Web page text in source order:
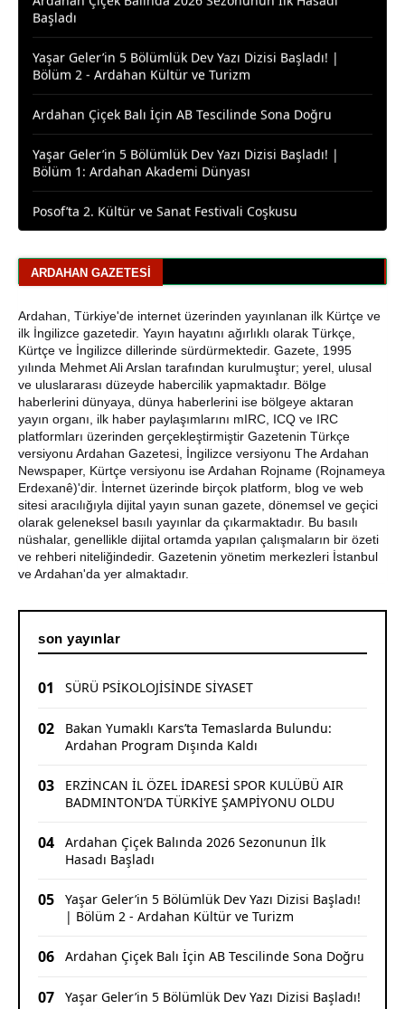
Yaşar Geler’in 5 Bölümlük Dev Yazı Dizisi Başladı! |
Bölüm 2 - Ardahan Kültür ve Turizm
Ardahan Çiçek Balı İçin AB Tescilinde Sona Doğru
Yaşar Geler’in 5 Bölümlük Dev Yazı Dizisi Başladı! |
Bölüm 1: Ardahan Akademi Dünyası
Posof’ta 2. Kültür ve Sanat Festivali Coşkusu
Ardahanlı Yazarımız Fakir Yılmaz'ın Ağustos 2026
Yazıları
Araştırmacı Yazar, Bora İzkübarlas İnsana dair Yazısı
Bisikletçiler Gitti, Kayakçılar Geldi: Ardahan’da Spor
Rüzgârı Esiyor
Ardahan Emniyet Müdürlüğü’nden Yeni Harf Grubu
Plaka Duyurusu
Ardahan Belediye Başkanı Faruk Demir ve Meclis
Üyeleri CHP’den İstifa Etti
Yaşar Geler'den Bölge Analizi: Ardahan ve Kars'ta Son
Durum
Bir Parti İşte Böyle Bitirilir
ARDAHAN GAZETESI
Ardahan, Türkiye'de internet üzerinden yayınlanan ilk Kürtçe ve
ilk İngilizce gazetedir. Yayın hayatını ağırlıklı olarak Türkçe,
Kürtçe ve İngilizce dillerinde sürdürmektedir. Gazete, 1995
yılında Mehmet Ali Arslan tarafından kurulmuştur; yerel, ulusal
ve uluslararası düzeyde habercilik yapmaktadır. Bölge
haberlerini dünyaya, dünya haberlerini ise bölgeye aktaran
yayın organı, ilk haber paylaşımlarını mIRC, ICQ ve IRC
platformları üzerinden gerçekleştirmiştir Gazetenin Türkçe
versiyonu Ardahan Gazetesi, İngilizce versiyonu The Ardahan
Newspaper, Kürtçe versiyonu ise Ardahan Rojname (Rojnameya
Erdexanê)'dir. İnternet üzerinde birçok platform, blog ve web
sitesi aracılığıyla dijital yayın sunan gazete, dönemsel ve geçici
olarak geleneksel basılı yayınlar da çıkarmaktadır. Bu basılı
nüshalar, genellikle dijital ortamda yapılan çalışmaların bir özeti
ve rehberi niteliğindedir. Gazetenin yönetim merkezleri İstanbul
ve Ardahan'da yer almaktadır.
son yayınlar
01 SÜRÜ PSİKOLOJİSİNDE SİYASET
02
Bakan Yumaklı Kars’ta Temaslarda Bulundu:
Ardahan Program Dışında Kaldı
03
ERZİNCAN İL ÖZEL İDARESİ SPOR KULÜBÜ AIR
BADMINTON’DA TÜRKİYE ŞAMPİYONU OLDU
04
Ardahan Çiçek Balında 2026 Sezonunun İlk
Hasadı Başladı
05
Yaşar Geler’in 5 Bölümlük Dev Yazı Dizisi Başladı!
| Bölüm 2 - Ardahan Kültür ve Turizm
06 Ardahan Çiçek Balı İçin AB Tescilinde Sona Doğru
07
Yaşar Geler’in 5 Bölümlük Dev Yazı Dizisi Başladı!